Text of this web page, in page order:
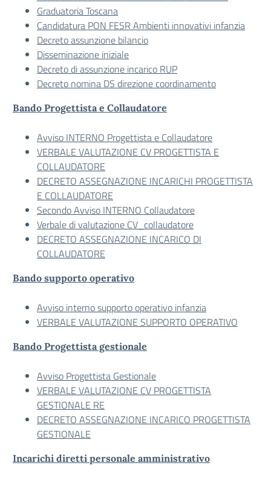
Graduatoria Toscana
Candidatura PON FESR Ambienti innovativi infanzia
Decreto assunzione bilancio
Disseminazione iniziale
Decreto di assunzione incarico RUP
Decreto nomina DS direzione coordinamento
Bando Progettista e Collaudatore
Avviso INTERNO Progettista e Collaudatore
VERBALE VALUTAZIONE CV PROGETTISTA E
COLLAUDATORE
DECRETO ASSEGNAZIONE INCARICHI PROGETTISTA
E COLLAUDATORE
Secondo Avviso INTERNO Collaudatore
Verbale di valutazione CV_collaudatore
DECRETO ASSEGNAZIONE INCARICO DI
COLLAUDATORE
Bando supporto operativo
Avviso interno supporto operativo infanzia
VERBALE VALUTAZIONE SUPPORTO OPERATIVO
Bando Progettista gestionale
Avviso Progettista Gestionale
VERBALE VALUTAZIONE CV PROGETTISTA
GESTIONALE RE
DECRETO ASSEGNAZIONE INCARICO PROGETTISTA
GESTIONALE
Incarichi diretti personale amministrativo